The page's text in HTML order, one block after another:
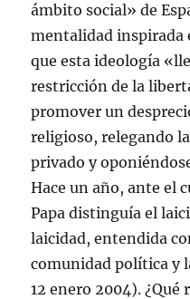
ámbito social» de
mentalidad inspirada
que esta ideología
restricción de la
promover un
religioso, relegando
privado y
Hace un año, ante el
Papa distinguía el
laicidad, entendida
comunidad política y
12 enero 2004). ¿Qué